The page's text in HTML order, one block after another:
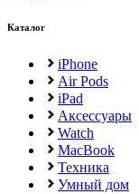
Каталог
iPhone
Air Pods
iPad
Аксессуары
Watch
MacBook
Техника
Умный дом